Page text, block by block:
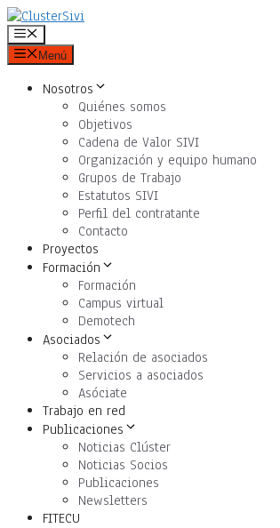
Saltar
al
contenido
Menú
Menú
Nosotros
Quiénes somos
Objetivos
Cadena de Valor SIVI
Organización y equipo humano
Grupos de Trabajo
Estatutos SIVI
Perfil del contratante
Contacto
Proyectos
Formación
Formación
Campus virtual
Demotech
Asociados
Relación de asociados
Servicios a asociados
Asóciate
Trabajo en red
Publicaciones
Noticias Clúster
Noticias Socios
Publicaciones
Newsletters
FITECU